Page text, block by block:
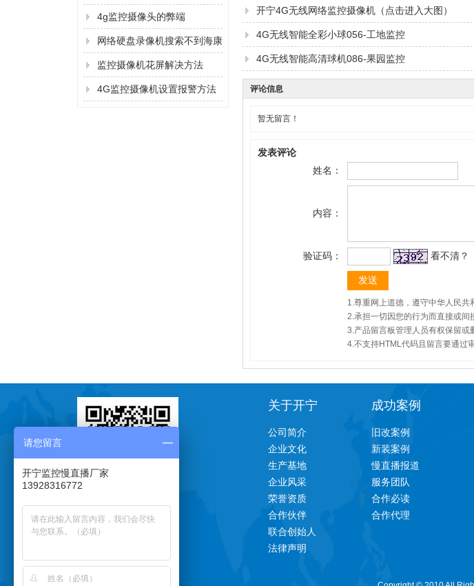
量？
4g监控摄像头的弊端
网络硬盘录像机搜索不到海康
监控摄像机的IP地址的解决方
法
监控摄像机花屏解决方法
4G监控摄像机设置报警方法
开宁4G无线网络监控摄像机（点击进入大图）
4G无线智能全彩小球056-工地监控
4G无线智能高清球机086-果园监控
评论信息
暂无留言！
发表评论
姓名：
内容：
验证码： 看不清？
1.尊重网上道德，遵守中华人民共
2.承担一切因您的行为而直接或间
3.产品留言板管理人员有权保留或
4.不支持HTML代码且留言要通过
关于开宁
公司简介
企业文化
生产基地
企业风采
荣誉资质
合作伙伴
联合创始人
法律声明
成功案例
旧改案例
新装案例
慢直播报道
服务团队
合作必读
合作代理
请您留言
开宁监控慢直播厂家
13928316772